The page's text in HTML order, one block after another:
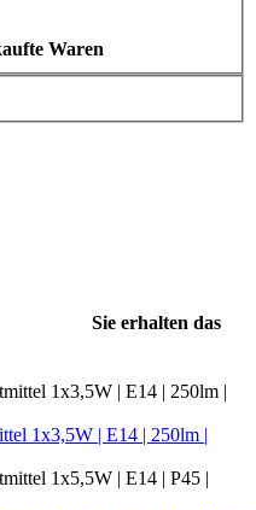
Waren
Sie erhalten das
1x3,5W | E14 | 250lm |